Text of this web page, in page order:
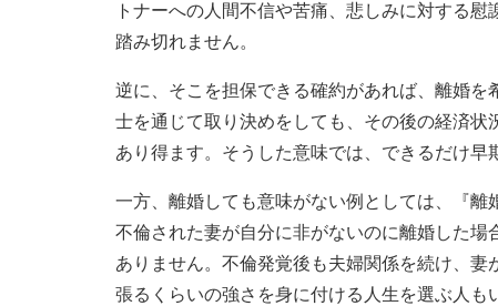
トナーへの人間不信や苦痛、悲しみに対する
踏み切れません。
逆に、そこを担保できる確約があれば、離婚
士を通じて取り決めをしても、その後の経済
あり得ます。そうした意味では、できるだけ早
一方、離婚しても意味がない例としては、『
不倫された妻が自分に非がないのに離婚した場
ありません。不倫発覚後も夫婦関係を続け、
張るくらいの強さを身に付ける人生を選ぶ人も